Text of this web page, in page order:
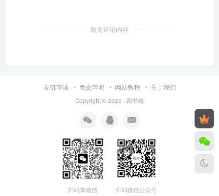
暂无评论内容
友链申请 免责声明 网站教程 关于我们
Copyright © 2025 · 四书格
扫码加微信 扫码微信公众号